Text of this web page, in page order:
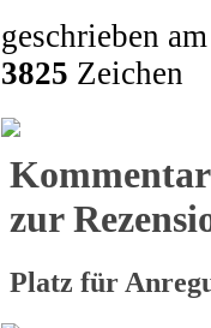
geschrieben
3825 Zeichen
zur
Platz für